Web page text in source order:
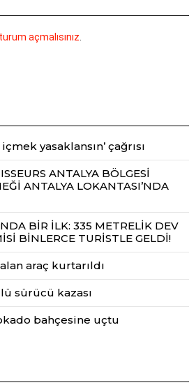
açmalısınız
yasaklansın’ çağrısı
ANTALYA BÖLGESİ
ANTALYA LOKANTASI’NDA
BİR İLK: 335 METRELİK DEV
BİNLERCE TURİSTLE GELDİ!
araç kurtarıldı
sürücü kazası
bahçesine uçtu